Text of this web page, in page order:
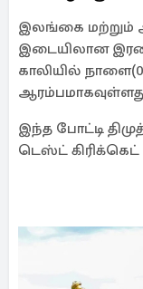
இலங்கை மற்றும்
இடையிலான
காலியில்
இந்த போட்டி
டெஸ்ட் கிரிக்கெட்